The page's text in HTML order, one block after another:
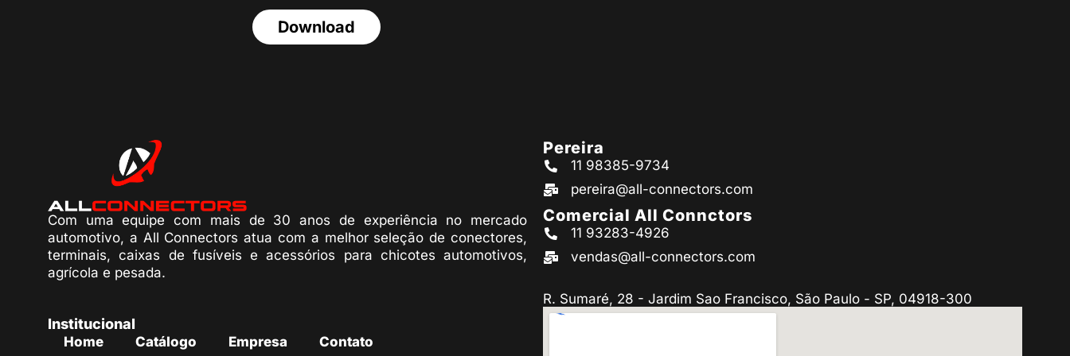
Download
Com uma equipe com mais de 30 anos de experiência no mercado
automotivo, a All Connectors atua com a melhor seleção de conectores,
terminais, caixas de fusíveis e acessórios para chicotes automotivos,
agrícola e pesada.
Institucional
Home Catálogo Empresa Contato
Pereira
11 98385-9734
pereira@all-connectors.com
Comercial All Connctors
11 93283-4926
vendas@all-connectors.com
R. Sumaré, 28 - Jardim Sao Francisco, São Paulo - SP, 04918-300